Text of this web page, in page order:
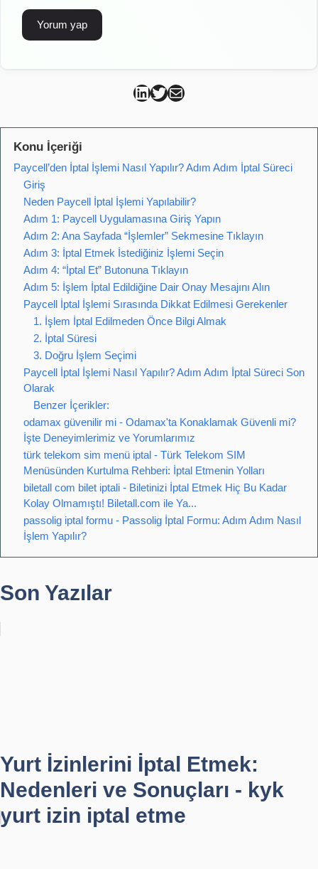
Can Kütahya Linkedin
Can Kütahya Twitter
Can Kütahya Mail
Konu İçeriği
Paycell’den İptal İşlemi Nasıl Yapılır? Adım Adım İptal Süreci
Giriş
Neden Paycell İptal İşlemi Yapılabilir?
Adım 1: Paycell Uygulamasına Giriş Yapın
Adım 2: Ana Sayfada “İşlemler” Sekmesine Tıklayın
Adım 3: İptal Etmek İstediğiniz İşlemi Seçin
Adım 4: “İptal Et” Butonuna Tıklayın
Adım 5: İşlem İptal Edildiğine Dair Onay Mesajını Alın
Paycell İptal İşlemi Sırasında Dikkat Edilmesi Gerekenler
1. İşlem İptal Edilmeden Önce Bilgi Almak
2. İptal Süresi
3. Doğru İşlem Seçimi
Paycell İptal İşlemi Nasıl Yapılır? Adım Adım İptal Süreci Son
Olarak
Benzer İçerikler:
odamax güvenilir mi - Odamax'ta Konaklamak Güvenli mi?
İşte Deneyimlerimiz ve Yorumlarımız
türk telekom sim menü iptal - Türk Telekom SIM
Menüsünden Kurtulma Rehberi: İptal Etmenin Yolları
biletall com bilet iptali - Biletinizi İptal Etmek Hiç Bu Kadar
Kolay Olmamıştı! Biletall.com ile Ya...
passolig iptal formu - Passolig İptal Formu: Adım Adım Nasıl
İşlem Yapılır?
Son Yazılar
Yurt İzinlerini İptal Etmek:
Nedenleri ve Sonuçları - kyk
yurt izin iptal etme